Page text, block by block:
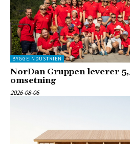
BYGGEINDUSTRIEN
NorDan Gruppen leverer
omsetning
2026-08-06